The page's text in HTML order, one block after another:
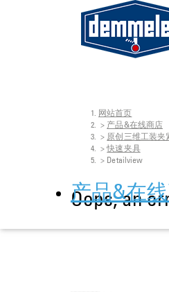
Skip to main content
产品&在
You are here:
网站首页
产品&在线商店
原创三维工装夹
快速夹具
Detailview
Oops, an